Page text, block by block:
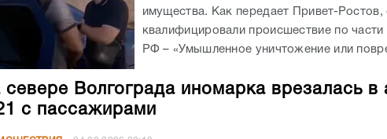
имущества. Как передает Привет-Ростов,
квалифицировали происшествие по части
РФ – «Умышленное уничтожение или
севере Волгограда иномарка врезалась в
с пассажирами